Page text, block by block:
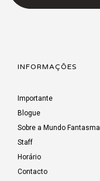
INFORMAÇÕES
Importante
Blogue
Sobre a Mundo Fantasma
Staff
Horário
Contacto